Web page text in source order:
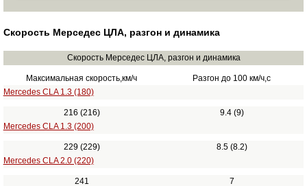
Скорость Мерседес ЦЛА, разгон и динамика
Скорость Мерседес ЦЛА, разгон и динамика
Максимальная скорость,км/ч
Разгон до 100 км/ч,с
Mercedes CLA 1.3 (180)
216 (216)
9.4 (9)
Mercedes CLA 1.3 (200)
229 (229)
8.5 (8.2)
Mercedes CLA 2.0 (220)
241
7